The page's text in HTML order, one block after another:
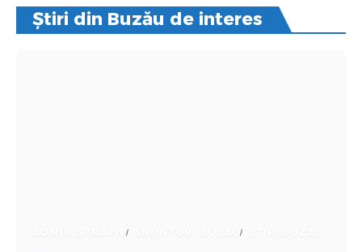
Știri din Buzău de interes
ADMINISTRATIV ANUNTURI BUZAU